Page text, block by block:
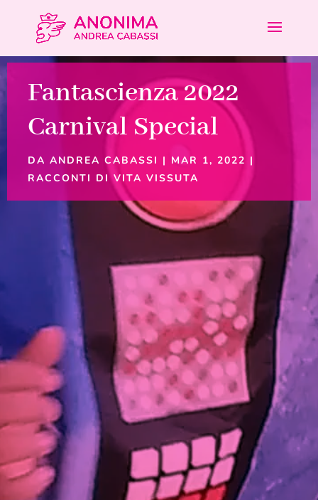
Fantascienza 2022
Carnival Special
DA ANDREA CABASSI | MAR 1, 2022 |
RACCONTI DI VITA VISSUTA